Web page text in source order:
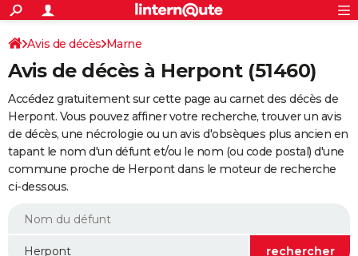
ACTUALITÉS
Politique
Société
Faits Divers
Education
Monde
Villes
+
SPORT
Coupe du monde 2026
Football
Tennis
Cyclisme
Rugby
Forum
Programme TV
TNT
Streaming
Cinéma
Sorties cinéma
Musique
+
FINANCE
Retraite
Epargne
Immobilier
Risques naturels par ville
Assurance
AUTO
Essais
Réserver un essai
Citadines
Berlines
SUV
Forum auto
+HIGH-TECH
BRICOLAGE
WEEK-END
Avis de décès Marne
Avis de décès à Herpont (51460)
Accédez gratuitement sur cette page au carnet des décès de
Herpont. Vous pouvez affiner votre recherche, trouver un avis
de décès, une nécrologie ou un avis d'obsèques plus ancien en
tapant le nom d'un défunt et/ou le nom (ou code postal) d'une
commune proche de Herpont dans le moteur de recherche
ci-dessous.